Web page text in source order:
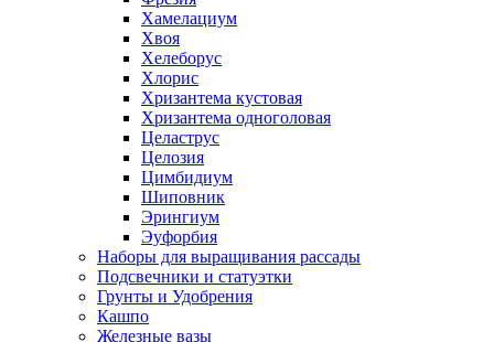
Хамелациум
Хвоя
Хелеборус
Хлорис
Хризантема кустовая
Хризантема одноголовая
Целаструс
Целозия
Цимбидиум
Шиповник
Эрингиум
Эуфорбия
Наборы для выращивания рассады
Подсвечники и статуэтки
Грунты и Удобрения
Кашпо
Железные вазы